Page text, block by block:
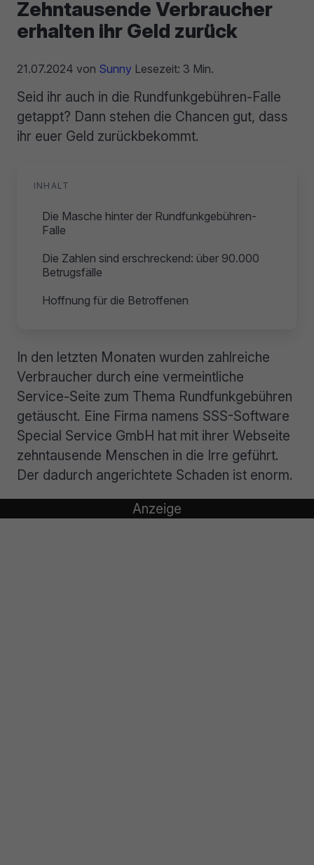
Zehntausende Verbraucher
erhalten ihr Geld zurück
21.07.2024 von Sunny Lesezeit: 3 Min.
Seid ihr auch in die Rundfunkgebühren-Falle
getappt? Dann stehen die Chancen gut, dass
ihr euer Geld zurückbekommt.
INHALT
Die Masche hinter der Rundfunkgebühren-
Falle
Die Zahlen sind erschreckend: über 90.000
Betrugsfälle
Hoffnung für die Betroffenen
In den letzten Monaten wurden zahlreiche
Verbraucher durch eine vermeintliche
Service-Seite zum Thema Rundfunkgebühren
getäuscht. Eine Firma namens SSS-Software
Special Service GmbH hat mit ihrer Webseite
zehntausende Menschen in die Irre geführt.
Der dadurch angerichtete Schaden ist enorm.